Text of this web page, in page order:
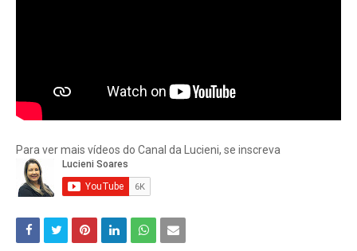
Para ver mais vídeos do Canal da Lucieni, se inscreva